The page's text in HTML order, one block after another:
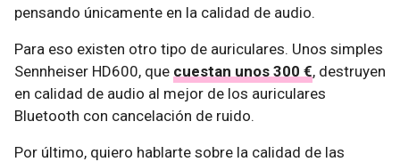
pensando únicamente en la calidad de audio.
Para eso existen otro tipo de auriculares. Unos simples
Sennheiser HD600, que cuestan unos 300 €, destruyen
en calidad de audio al mejor de los auriculares
Bluetooth con cancelación de ruido.
Por último, quiero hablarte sobre la calidad de las